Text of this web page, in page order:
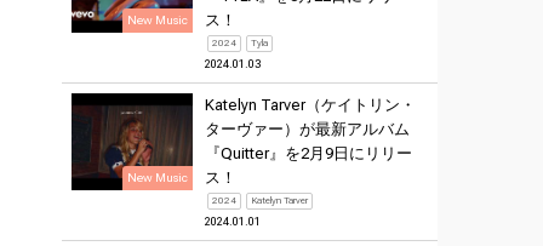
New Music
ス！
2024 Tyla
2024.01.03
New Music
Katelyn Tarver（ケイトリン・
ターヴァー）が最新アルバム
『Quitter』を2月9日にリリー
ス！
2024 Katelyn Tarver
2024.01.01